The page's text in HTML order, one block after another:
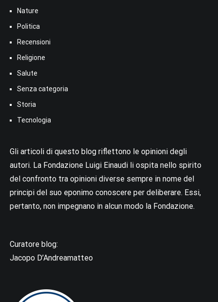
Nature
Politica
Recensioni
Religione
Salute
Senza categoria
Storia
Tecnologia
Gli articoli di questo blog riflettono le opinioni degli
autori. La Fondazione Luigi Einaudi li ospita nello spirito
del confronto tra opinioni diverse sempre in nome del
principi del suo eponimo conoscere per deliberare. Essi,
pertanto, non impegnano in alcun modo la Fondazione.
Curatore blog:
Jacopo D’Andreamatteo